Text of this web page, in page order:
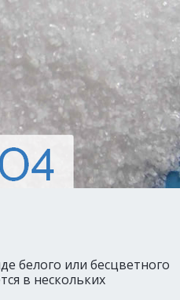
белого или бесцветного
в нескольких